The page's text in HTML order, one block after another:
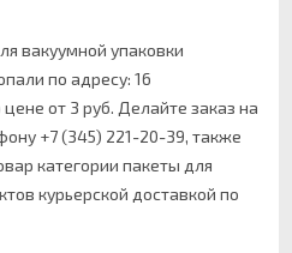
вакуумной упаковки
по адресу: 16
от 3 руб. Делайте заказ на
+7 (345) 221-20-39, также
категории пакеты для
курьерской доставкой по